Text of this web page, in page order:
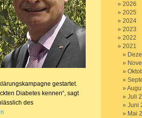
gestartet.
Diabetes kennen“, sagt
des
2026
2025
2024
2023
2022
2021
Juli
Juni
Mai